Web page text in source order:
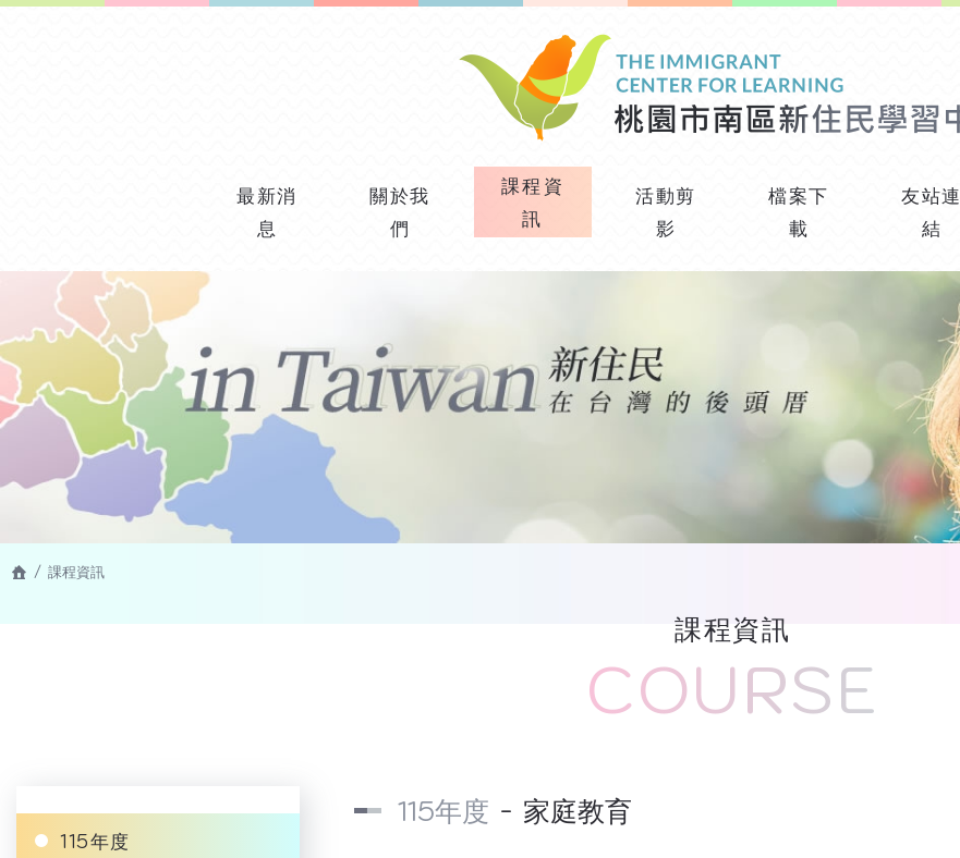
最新消
息
關於我
們
課程資
訊
活動剪
影
檔案下
載
友站連
結
課程資訊
課程資訊
COURSE
115年度
115年度 家庭教育